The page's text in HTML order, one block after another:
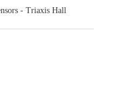
- Triaxis Hall